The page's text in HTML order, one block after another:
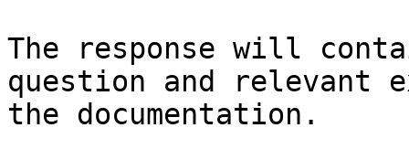
The response will
question and relevant
the documentation.